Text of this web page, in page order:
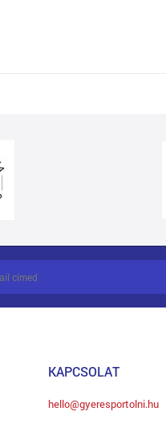
KAPCSOLAT
hello@gyeresportolni.hu